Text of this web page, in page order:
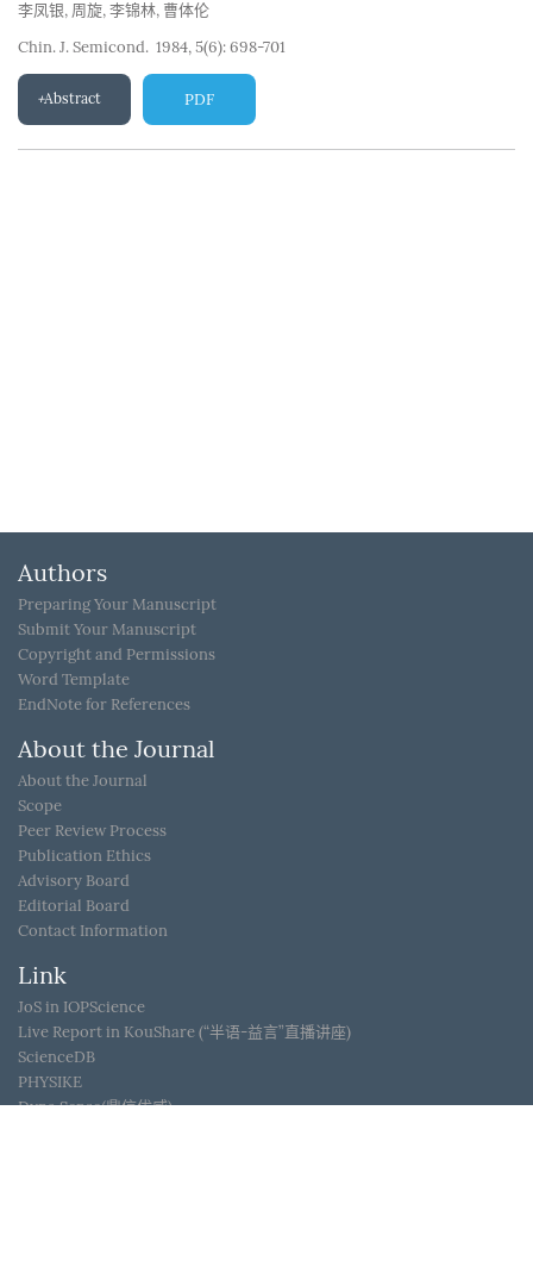
李凤银, 周旋, 李锦林, 曹体伦
Chin. J. Semicond. 1984, 5(6): 698-701
Abstract PDF
Authors
Preparing Your Manuscript
Submit Your Manuscript
Copyright and Permissions
Word Template
EndNote for References
About the Journal
About the Journal
Scope
Peer Review Process
Publication Ethics
Advisory Board
Editorial Board
Contact Information
Link
JoS in IOPScience
Live Report in KouShare (“半语-益言”直播讲座)
ScienceDB
PHYSIKE
Dyna Sense(鼎信优威)